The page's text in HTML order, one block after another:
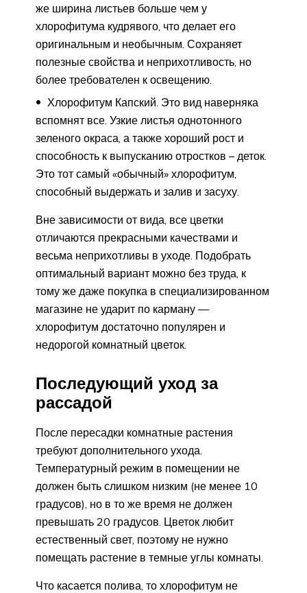
же ширина листьев больше чем у
хлорофитума кудрявого, что делает его
оригинальным и необычным. Сохраняет
полезные свойства и неприхотливость, но
более требователен к освещению.
Хлорофитум Капский. Это вид наверняка
вспомнят все. Узкие листья однотонного
зеленого окраса, а также хороший рост и
способность к выпусканию отростков – деток.
Это тот самый «обычный» хлорофитум,
способный выдержать и залив и засуху.
Вне зависимости от вида, все цветки
отличаются прекрасными качествами и
весьма неприхотливы в уходе. Подобрать
оптимальный вариант можно без труда, к
тому же даже покупка в специализированном
магазине не ударит по карману —
хлорофитум достаточно популярен и
недорогой комнатный цветок.
Последующий уход за
рассадой
После пересадки комнатные растения
требуют дополнительного ухода.
Температурный режим в помещении не
должен быть слишком низким (не менее 10
градусов), но в то же время не должен
превышать 20 градусов. Цветок любит
естественный свет, поэтому не нужно
помещать растение в темные углы комнаты.
Что касается полива, то хлорофитум не